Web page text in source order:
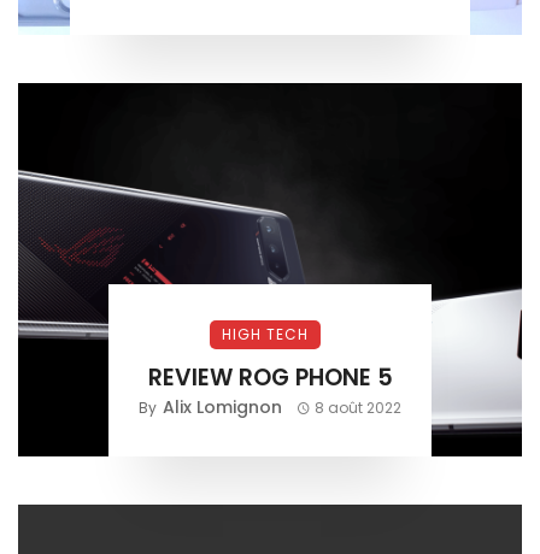
HIGH TECH
REVIEW ROG PHONE 5
By Alix Lomignon 8 août 2022